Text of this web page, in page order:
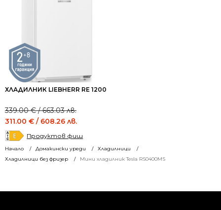
Начало Домакински уреди
Хладилници
Хладилници без фризер
Мини хладилник Tesla RS0400MS
ХЛАДИЛНИК LIEBHERR RE 1200
339.00€/ 663.03 лв.
Original
price
was:
339.00 €
/
663.03 лв..
311.00 € / 608.26 лв.
Current
price
is:
311.00 €
/
608.26 лв..
Продуктов фиш